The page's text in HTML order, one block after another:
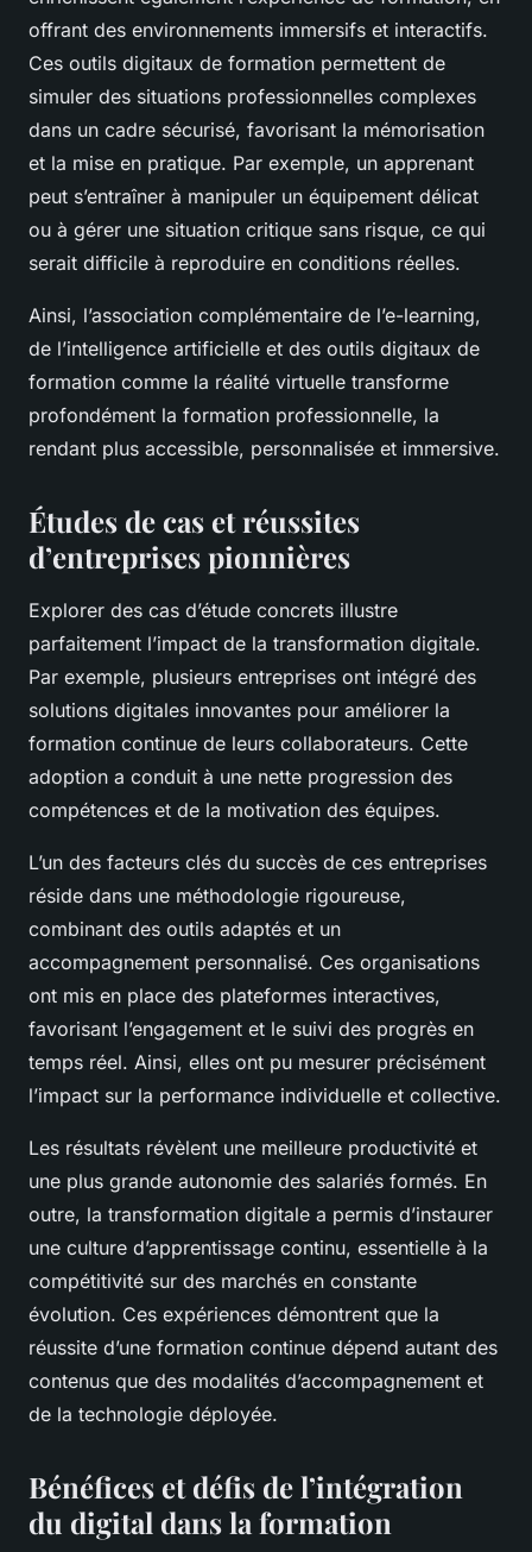
offrant des environnements immersifs et interactifs.
Ces outils digitaux de formation permettent de
simuler des situations professionnelles complexes
dans un cadre sécurisé, favorisant la mémorisation
et la mise en pratique. Par exemple, un apprenant
peut s’entraîner à manipuler un équipement délicat
ou à gérer une situation critique sans risque, ce qui
serait difficile à reproduire en conditions réelles.
Ainsi, l’association complémentaire de l’e-learning,
de l’intelligence artificielle et des outils digitaux de
formation comme la réalité virtuelle transforme
profondément la formation professionnelle, la
rendant plus accessible, personnalisée et immersive.
Études de cas et réussites
d’entreprises pionnières
Explorer des cas d’étude concrets illustre
parfaitement l’impact de la transformation digitale.
Par exemple, plusieurs entreprises ont intégré des
solutions digitales innovantes pour améliorer la
formation continue de leurs collaborateurs. Cette
adoption a conduit à une nette progression des
compétences et de la motivation des équipes.
L’un des facteurs clés du succès de ces entreprises
réside dans une méthodologie rigoureuse,
combinant des outils adaptés et un
accompagnement personnalisé. Ces organisations
ont mis en place des plateformes interactives,
favorisant l’engagement et le suivi des progrès en
temps réel. Ainsi, elles ont pu mesurer précisément
l’impact sur la performance individuelle et collective.
Les résultats révèlent une meilleure productivité et
une plus grande autonomie des salariés formés. En
outre, la transformation digitale a permis d’instaurer
une culture d’apprentissage continu, essentielle à la
compétitivité sur des marchés en constante
évolution. Ces expériences démontrent que la
réussite d’une formation continue dépend autant des
contenus que des modalités d’accompagnement et
de la technologie déployée.
Bénéfices et défis de l’intégration
du digital dans la formation